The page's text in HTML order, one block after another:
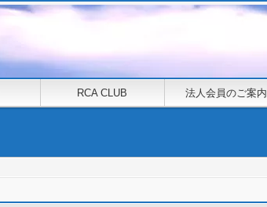
RCA CLUB 法人会員のご案内